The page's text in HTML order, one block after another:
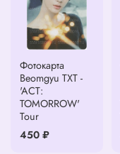
Фотокарта
Beomgyu TXT -
'ACT:
TOMORROW'
Tour
450 ₽